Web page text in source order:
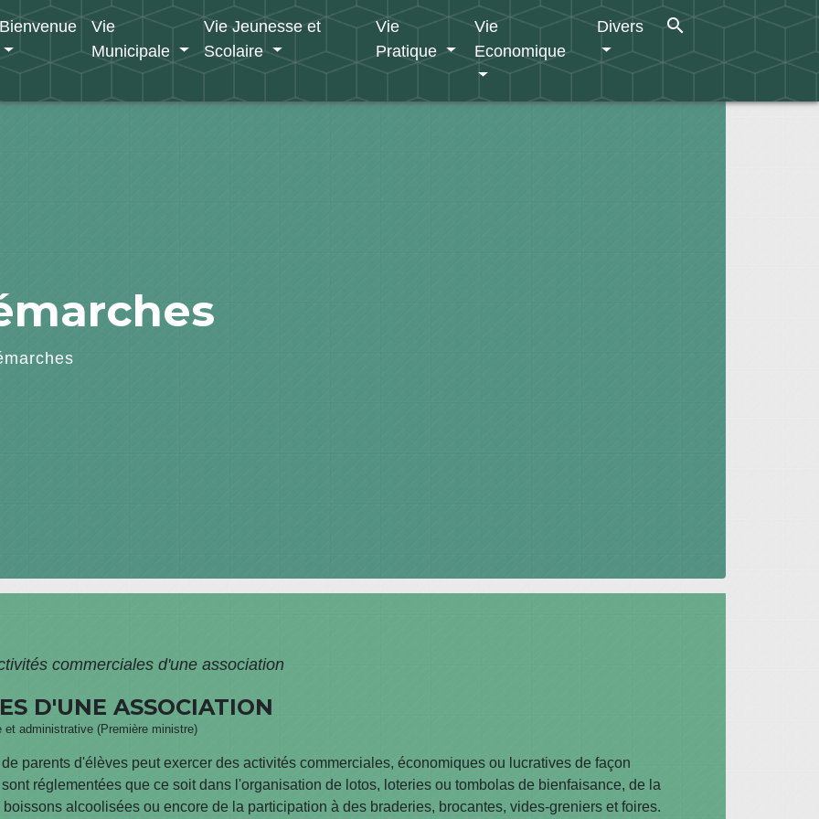
Bienvenue
Vie
Municipale
Vie Jeunesse et
Scolaire
Vie
Pratique
Vie
Economique
Divers search
commerciales d'une association
D'UNE ASSOCIATION
administrative (Première ministre)
parents d'élèves peut exercer des activités commerciales, économiques ou lucratives de façon
réglementées que ce soit dans l'organisation de lotos, loteries ou tombolas de bienfaisance, de la
alcoolisées ou encore de la participation à des braderies, brocantes, vides-greniers et foires.